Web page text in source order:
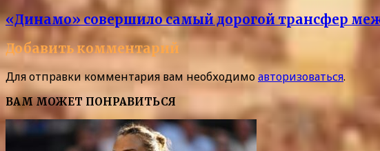
«Динамо» совершило самый дорогой трансфер
Добавить комментарий
Для отправки комментария вам необходимоавторизоваться.
ВАМ МОЖЕТ ПОНРАВИТЬСЯ